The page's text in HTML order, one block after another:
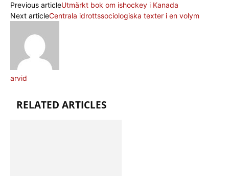
Previous articleUtmärkt bok om ishockey i Kanada
Next articleCentrala idrottssociologiska texter i en volym
arvid
RELATED ARTICLES